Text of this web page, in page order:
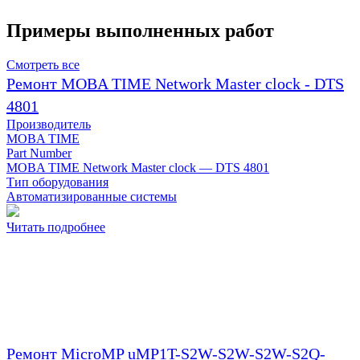
Примеры выполненных работ
Смотреть все
Ремонт MOBA TIME Network Master clock - DTS
4801
Производитель
MOBA TIME
Part Number
MOBA TIME Network Master clock — DTS 4801
Тип оборудования
Автоматизированные системы
Читать подробнее
Ремонт MicroMP uMP1T-S2W-S2W-S2W-S2Q-